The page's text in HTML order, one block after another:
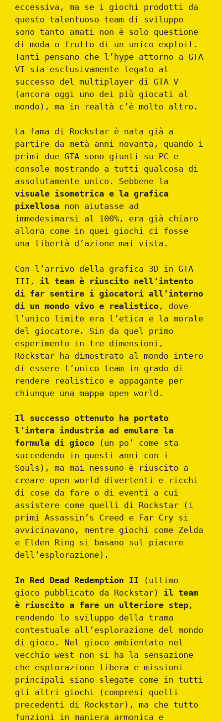
eccessiva, ma se i giochi prodotti da
questo talentuoso team di sviluppo
sono tanto amati non è solo questione
di moda o frutto di un unico exploit.
Tanti pensano che l’hype attorno a GTA
VI sia esclusivamente legato al
successo del multiplayer di GTA V
(ancora oggi uno dei più giocati al
mondo), ma in realtà c’è molto altro.
La fama di Rockstar è nata già a
partire da metà anni novanta, quando i
primi due GTA sono giunti su PC e
console mostrando a tutti qualcosa di
assolutamente unico. Sebbene la
visuale isometrica e la grafica
pixellosa non aiutasse ad
immedesimarsi al 100%, era già chiaro
allora come in quei giochi ci fosse
una libertà d’azione mai vista.
Con l’arrivo della grafica 3D in GTA
III, il team è riuscito nell’intento
di far sentire i giocatori all’interno
di un mondo vivo e realistico , dove
l’unico limite era l’etica e la morale
del giocatore. Sin da quel primo
esperimento in tre dimensioni,
Rockstar ha dimostrato al mondo intero
di essere l’unico team in grado di
rendere realistico e appagante per
chiunque una mappa open world.
Il successo ottenuto ha portato
l’intera industria ad emulare la
formula di gioco (un po’ come sta
succedendo in questi anni con i
Souls), ma mai nessuno è riuscito a
creare open world divertenti e ricchi
di cose da fare o di eventi a cui
assistere come quelli di Rockstar (i
primi Assassin’s Creed e Far Cry si
avvicinavano, mentre giochi come Zelda
e Elden Ring si basano sul piacere
dell’esplorazione).
In Red Dead Redemption II (ultimo
gioco pubblicato da Rockstar)
il team
è riuscito a fare un ulteriore step ,
rendendo lo sviluppo della trama
contestuale all’esplorazione del mondo
di gioco. Nel gioco ambientato nel
vecchio west non si ha la sensazione
che esplorazione libera e missioni
principali siano slegate come in tutti
gli altri giochi (compresi quelli
precedenti di Rockstar), ma che tutto
funzioni in maniera armonica e